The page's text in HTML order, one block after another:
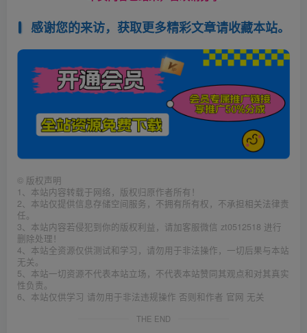
感谢您的来访，获取更多精彩文章请收藏本站。
© 版权声明
1、本站内容转载于网络，版权归原作者所有！
2、本站仅提供信息存储空间服务，不拥有所有权，不承担相关法律责
任。
3、本站内容若侵犯到你的版权利益，请加客服微信 zt0512518 进行
删除处理！
4、本站全资源仅供测试和学习，请勿用于非法操作，一切后果与本站
无关。
5、本站一切资源不代表本站立场，不代表本站赞同其观点和对其真实
性负责。
6、本站仅供学习 请勿用于非法违规操作 否则和作者 官网 无关
THE END